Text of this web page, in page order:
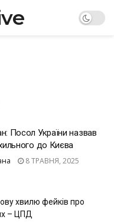
Посол України назвав
до Києва
8 ТРАВНЯ, 2025
хвилю фейків про
– ЦПД